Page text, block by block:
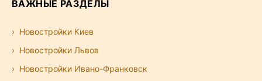
ВАЖНЫЕ РАЗДЕЛЫ
Новостройки Киев
Новостройки Львов
Новостройки Ивано-Франковск